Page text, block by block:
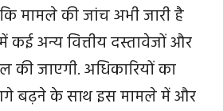
मामले की जांच अभी जारी है
अन्य वित्तीय दस्तावेजों और
की जाएगी. अधिकारियों का
बढ़ने के साथ इस मामले में और